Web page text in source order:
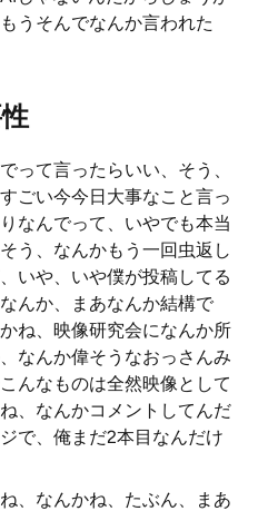
うそんでなんか言われた
って言ったらいい、そう、
ごい今今日大事なこと言っ
なんでって、いやでも本当
う、なんかもう一回虫返し
いや、いや僕が投稿してる
んか、まあなんか結構で
ね、映像研究会になんか所
なんか偉そうなおっさんみ
んなものは全然映像として
、なんかコメントしてんだ
で、俺まだ2本目なんだけ
、なんかね、たぶん、まあ